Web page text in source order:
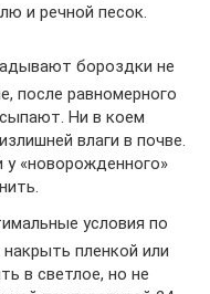
и речной песок.
бороздки не
после равномерного
Ни в коем
влаги в почве.
у «новорожденного»
условия по
пленкой или
в светлое, но не